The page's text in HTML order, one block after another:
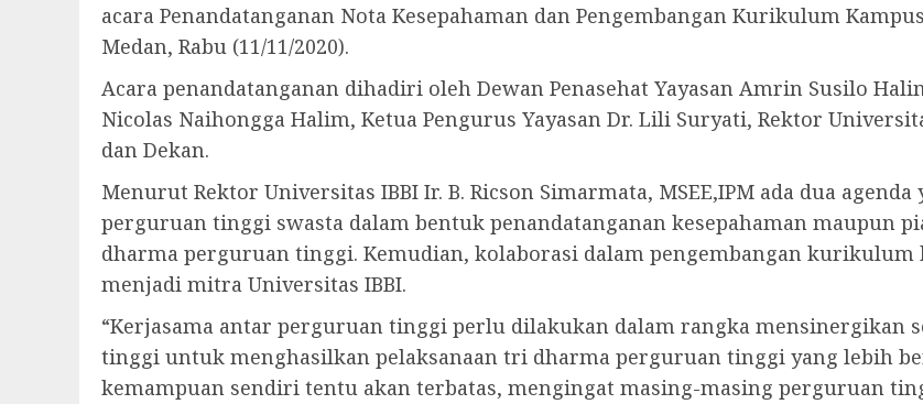
acara Penandatanganan Nota Kesepahaman dan Pengembangan Kurikulum
Medan, Rabu (11/11/2020).
Acara penandatanganan dihadiri oleh Dewan Penasehat Yayasan Amrin Susilo
Nicolas Naihongga Halim, Ketua Pengurus Yayasan Dr. Lili Suryati, Rektor
dan Dekan.
Menurut Rektor Universitas IBBI Ir. B. Ricson Simarmata, MSEE,IPM ada dua
perguruan tinggi swasta dalam bentuk penandatanganan kesepahaman maupun
dharma perguruan tinggi. Kemudian, kolaborasi dalam pengembangan kurikulum
menjadi mitra Universitas IBBI.
“Kerjasama antar perguruan tinggi perlu dilakukan dalam rangka mensinergikan
tinggi untuk menghasilkan pelaksanaan tri dharma perguruan tinggi yang lebih
kemampuan sendiri tentu akan terbatas, mengingat masing-masing perguruan